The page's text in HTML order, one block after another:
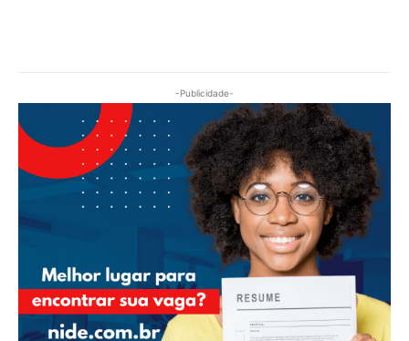
-Publicidade-